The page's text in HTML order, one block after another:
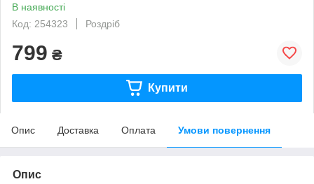
В наявності
Код: 254323
Роздріб
799 ₴
Купити
Опис Доставка Оплата Умови повернення
Опис